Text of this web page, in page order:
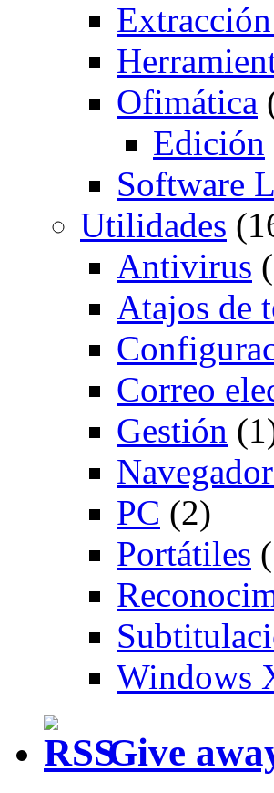
Ofimática
Edición
Software
Utilidades
Antivirus
Atajos de
Correo
Gestión
PC (2)
Portátiles
Windows
Give